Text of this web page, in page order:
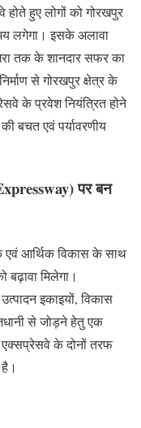
हुए लोगों को गोरखपुर
लगेगा। इसके अलावा
तक के शानदार सफर का
से गोरखपुर क्षेत्र के
के प्रवेश नियंत्रित होने
बचत एवं पर्यावरणीय
पर बन
एवं आर्थिक विकास के साथ
बढ़ावा मिलेगा।
इकाइयों, विकास
से जोड़ने हेतु एक
के दोनों तरफ